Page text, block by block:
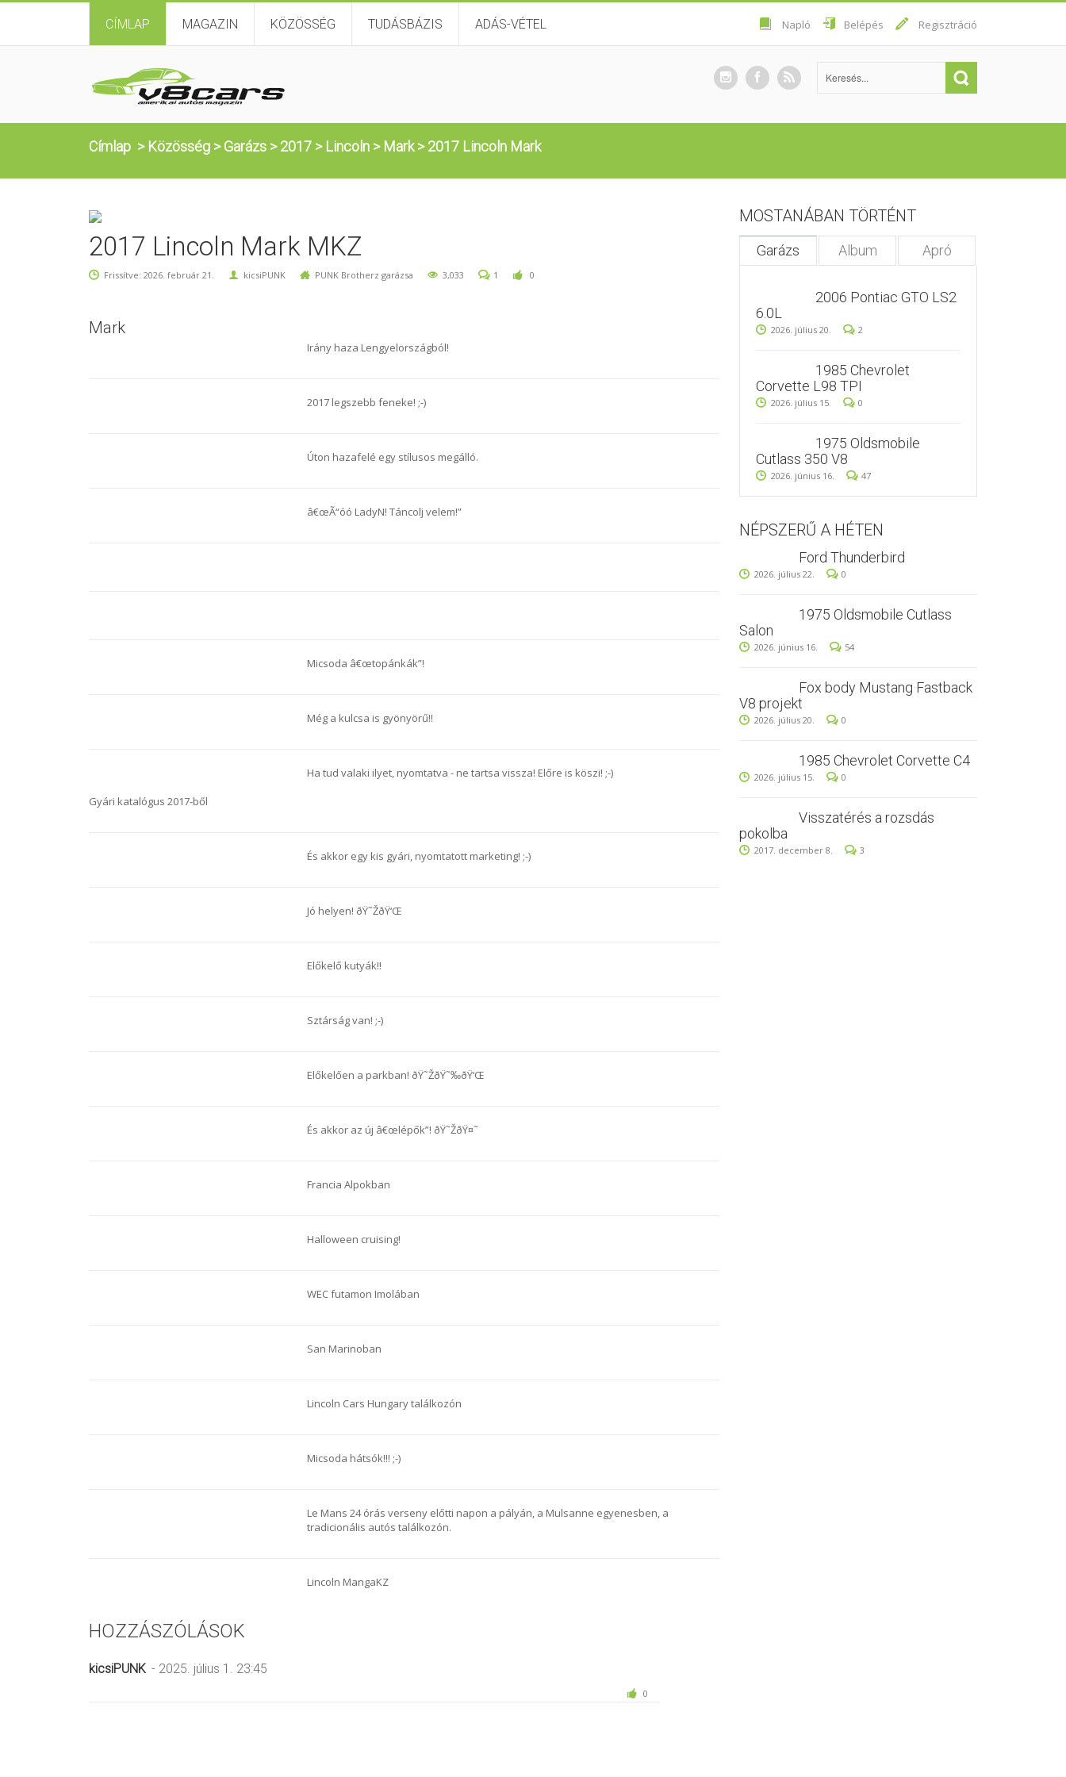
CÍMLAP MAGAZIN KÖZÖSSÉG TUDÁSBÁZIS ADÁS-VÉTEL Napló Belépés Regisztráció
Címlap > Közösség >Garázs >2017 > Lincoln > Mark>2017 Lincoln Mark
2017 Lincoln Mark MKZ
Frissítve: 2026. február 21. kicsiPUNK PUNK Brotherz garázsa 3,033 1 0
Mark
Irány haza Lengyelországból!
2017 legszebb feneke! ;-)
Úton hazafelé egy stílusos megálló.
â€œÃ“óó LadyN! Táncolj velem!”
Micsoda â€œtopánkák”!
Még a kulcsa is gyönyörű!!
Ha tud valaki ilyet, nyomtatva - ne tartsa vissza! Előre is köszi! ;-)
Gyári katalógus 2017-ből
És akkor egy kis gyári, nyomtatott marketing! ;-)
Jó helyen! ðŸ˜ŽðŸ‘Œ
Előkelő kutyák!!
Sztárság van! ;-)
Előkelően a parkban! ðŸ˜ŽðŸ˜‰ðŸ‘Œ
És akkor az új â€œlépők”! ðŸ˜ŽðŸ¤˜
Francia Alpokban
Halloween cruising!
WEC futamon Imolában
San Marinoban
Lincoln Cars Hungary találkozón
Micsoda hátsók!!! ;-)
Le Mans 24 órás verseny előtti napon a pályán, a Mulsanne egyenesben, a
tradicionális autós találkozón.
Lincoln MangaKZ
HOZZÁSZÓLÁSOK
kicsiPUNK - 2025. július 1. 23:45
0
MOSTANÁBAN TÖRTÉNT
Garázs Album Apró
2006 Pontiac GTO LS2
6.0L
2026. július 20. 2
1985 Chevrolet
Corvette L98 TPI
2026. július 15. 0
1975 Oldsmobile
Cutlass 350 V8
2026. június 16. 47
NÉPSZERŰ A HÉTEN
Ford Thunderbird
2026. július 22. 0
1975 Oldsmobile Cutlass
Salon
2026. június 16. 54
Fox body Mustang Fastback
V8 projekt
2026. július 20. 0
1985 Chevrolet Corvette C4
2026. július 15. 0
Visszatérés a rozsdás
pokolba
2017. december 8. 3